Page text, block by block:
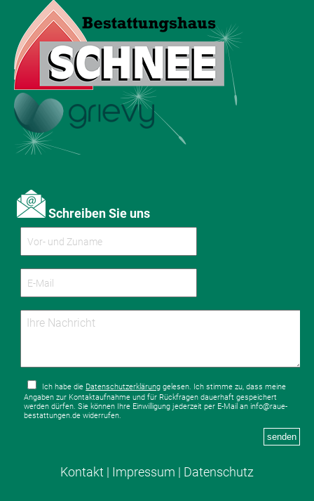
Schreiben Sie uns
Ich habe die Datenschutzerklärung gelesen. Ich stimme zu, dass meine
Angaben zur Kontaktaufnahme und für Rückfragen dauerhaft gespeichert
werden dürfen. Sie können Ihre Einwilligung jederzeit per E-Mail an info@raue-
bestattungen.de widerrufen.
senden
Kontakt | Impressum | Datenschutz